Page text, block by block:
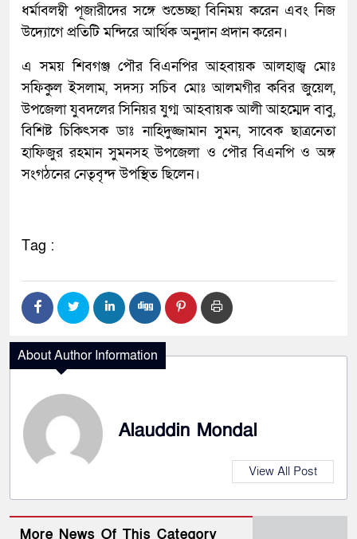
ধর্মাবলম্বী পূজারীদের সঙ্গে শুভেচ্ছা বিনিময় করেন এবং নিজ
উদ্যোগে প্রতিটি মন্দিরে আর্থিক অনুদান প্রদান করেন।
এ সময় শিবগঞ্জ পৌর বিএনপির আহবায়ক আলহাজ্ব মোঃ
সফিকুল ইসলাম, সদস্য সচিব মোঃ আলমগীর কবির জুয়েল,
উপজেলা যুবদলের সিনিয়র যুগ্ম আহবায়ক আলী আহম্মেদ বাবু,
বিশিষ্ট চিকিৎসক ডাঃ নাহিদুজ্জামান সুমন, সাবেক ছাত্রনেতা
হাফিজুর রহমান সুমনসহ উপজেলা ও পৌর বিএনপি ও অঙ্গ
সংগঠনের নেতৃবৃন্দ উপস্থিত ছিলেন।
Tag :
About Author Information
Alauddin Mondal
View All Post
More News Of This Category